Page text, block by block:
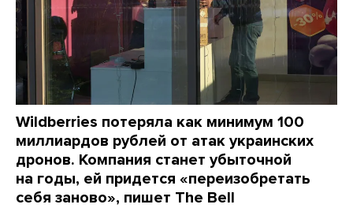
Wildberries потеряла как минимум 100
миллиардов рублей от атак украинских
дронов. Компания станет убыточной
на годы, ей придется «переизобретать
себя заново», пишет The Bell